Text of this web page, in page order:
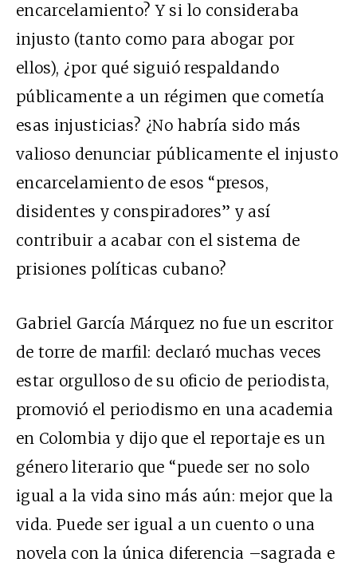
encarcelamiento? Y si lo consideraba
injusto (tanto como para abogar por
ellos), ¿por qué siguió respaldando
públicamente a un régimen que cometía
esas injusticias? ¿No habría sido más
valioso denunciar públicamente el injusto
encarcelamiento de esos “presos,
disidentes y conspiradores” y así
contribuir a acabar con el sistema de
prisiones políticas cubano?
Gabriel García Márquez no fue un escritor
de torre de marfil: declaró muchas veces
estar orgulloso de su oficio de periodista,
promovió el periodismo en una academia
en Colombia y dijo que el reportaje es un
género literario que “puede ser no solo
igual a la vida sino más aún: mejor que la
vida. Puede ser igual a un cuento o una
novela con la única diferencia –sagrada e